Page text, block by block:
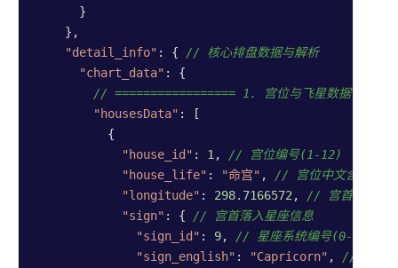
      }
    },
"detail_info" : { // 核心排盘数据与解析
"chart_data" : {
// ================= 1. 宫位与飞星数据
"housesData" : [
          {
"house_id" : 1, // 宫位编号(1-12)
"house_life" : "命宫" , // 宫位中文含义，
"longitude" : 298.7166572, // 宫首绝对黄
"sign" : { // 宫首落入星座信息
"sign_id" : 9, // 星座系统编号(0-11)
"sign_english" : "Capricorn" , //星座英